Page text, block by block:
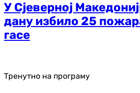
У Сјеверној
дану избило 25
гасе
Тренутно на програму